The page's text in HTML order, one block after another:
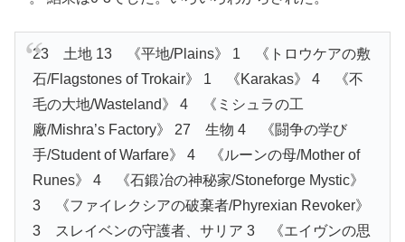
23 土地 13 《平地/Plains》 1 《トロウケアの敷
石/Flagstones of Trokair》 1 《Karakas》 4 《不
毛の大地/Wasteland》 4 《ミシュラの工
廠/Mishra’s Factory》 27 生物 4 《闘争の学び
手/Student of Warfare》 4 《ルーンの母/Mother of
Runes》 4 《石鍛冶の神秘家/Stoneforge Mystic》
3 《ファイレクシアの破棄者/Phyrexian Revoker》
3 スレイベンの守護者、サリア 3 《エイヴンの思